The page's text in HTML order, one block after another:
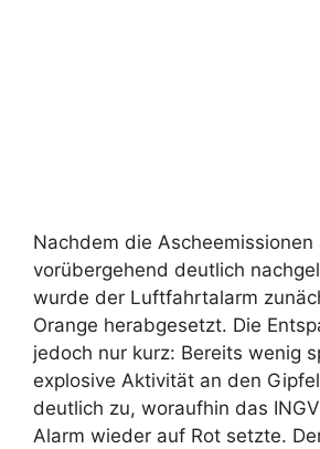
Nachdem die Ascheemissionen
vorübergehend deutlich
wurde der Luftfahrtalarm
Orange herabgesetzt. Die
jedoch nur kurz: Bereits wenig
explosive Aktivität an den
deutlich zu, woraufhin das
Alarm wieder auf Rot setzte.